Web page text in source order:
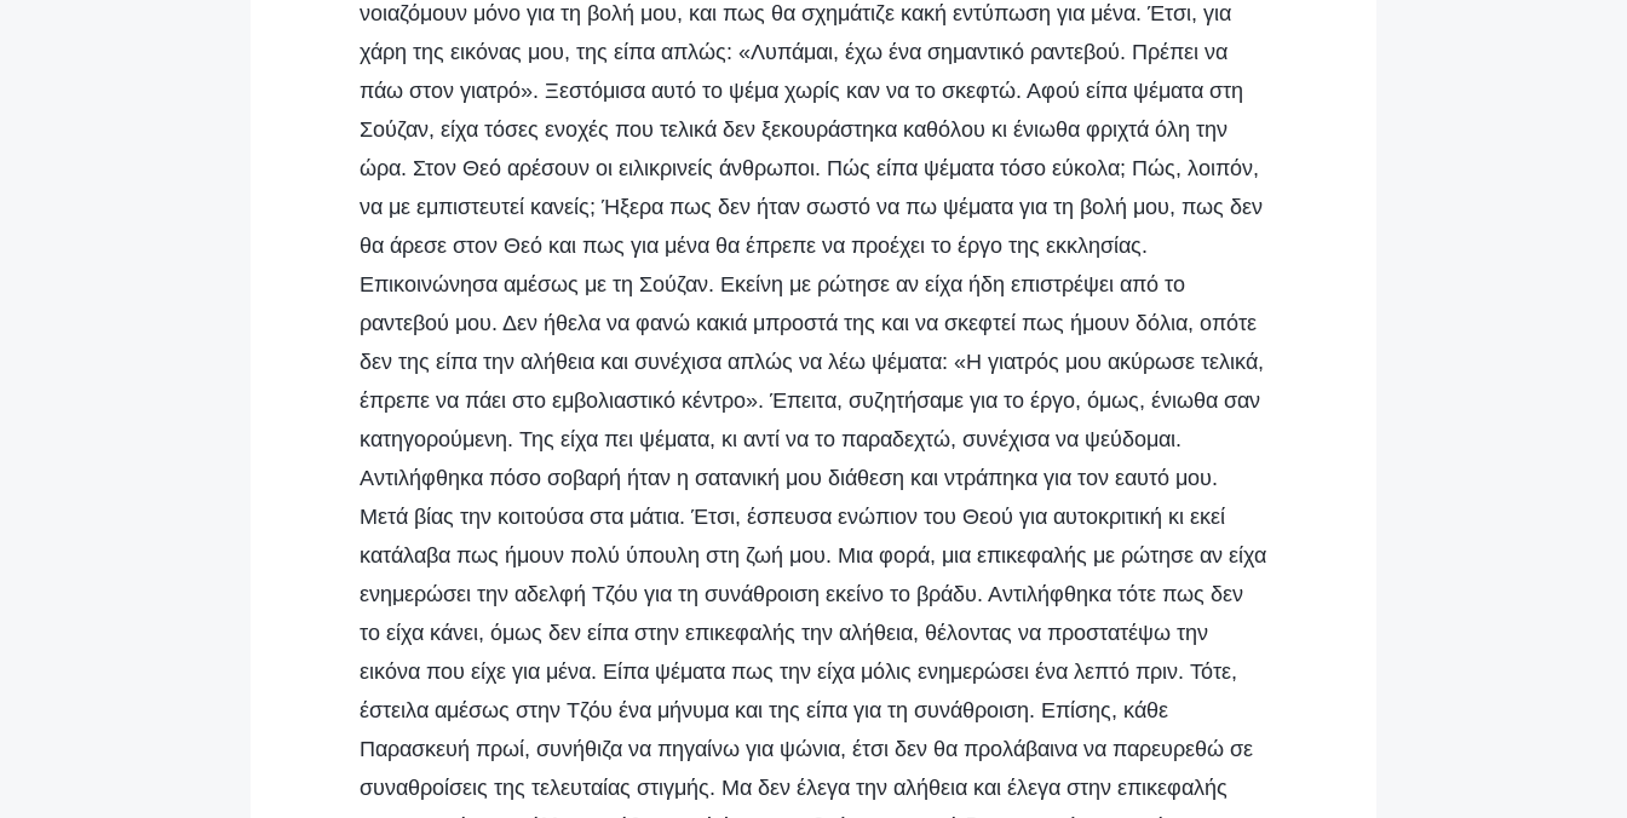
νοιαζόμουν μόνο για τη βολή μου, και πως θα σχημάτιζε κακή εντύπωση για μένα. Έτσι, για
χάρη της εικόνας μου, της είπα απλώς: «Λυπάμαι, έχω ένα σημαντικό ραντεβού. Πρέπει να
πάω στον γιατρό». Ξεστόμισα αυτό το ψέμα χωρίς καν να το σκεφτώ. Αφού είπα ψέματα στη
Σούζαν, είχα τόσες ενοχές που τελικά δεν ξεκουράστηκα καθόλου κι ένιωθα φριχτά όλη την
ώρα. Στον Θεό αρέσουν οι ειλικρινείς άνθρωποι. Πώς είπα ψέματα τόσο εύκολα; Πώς, λοιπόν,
να με εμπιστευτεί κανείς; Ήξερα πως δεν ήταν σωστό να πω ψέματα για τη βολή μου, πως δεν
θα άρεσε στον Θεό και πως για μένα θα έπρεπε να προέχει το έργο της εκκλησίας.
Επικοινώνησα αμέσως με τη Σούζαν. Εκείνη με ρώτησε αν είχα ήδη επιστρέψει από το
ραντεβού μου. Δεν ήθελα να φανώ κακιά μπροστά της και να σκεφτεί πως ήμουν δόλια, οπότε
δεν της είπα την αλήθεια και συνέχισα απλώς να λέω ψέματα: «Η γιατρός μου ακύρωσε τελικά,
έπρεπε να πάει στο εμβολιαστικό κέντρο». Έπειτα, συζητήσαμε για το έργο, όμως, ένιωθα σαν
κατηγορούμενη. Της είχα πει ψέματα, κι αντί να το παραδεχτώ, συνέχισα να ψεύδομαι.
Αντιλήφθηκα πόσο σοβαρή ήταν η σατανική μου διάθεση και ντράπηκα για τον εαυτό μου.
Μετά βίας την κοιτούσα στα μάτια. Έτσι, έσπευσα ενώπιον του Θεού για αυτοκριτική κι εκεί
κατάλαβα πως ήμουν πολύ ύπουλη στη ζωή μου. Μια φορά, μια επικεφαλής με ρώτησε αν είχα
ενημερώσει την αδελφή Τζόυ για τη συνάθροιση εκείνο το βράδυ. Αντιλήφθηκα τότε πως δεν
το είχα κάνει, όμως δεν είπα στην επικεφαλής την αλήθεια, θέλοντας να προστατέψω την
εικόνα που είχε για μένα. Είπα ψέματα πως την είχα μόλις ενημερώσει ένα λεπτό πριν. Τότε,
έστειλα αμέσως στην Τζόυ ένα μήνυμα και της είπα για τη συνάθροιση. Επίσης, κάθε
Παρασκευή πρωί, συνήθιζα να πηγαίνω για ψώνια, έτσι δεν θα προλάβαινα να παρευρεθώ σε
συναθροίσεις της τελευταίας στιγμής. Μα δεν έλεγα την αλήθεια και έλεγα στην επικεφαλής